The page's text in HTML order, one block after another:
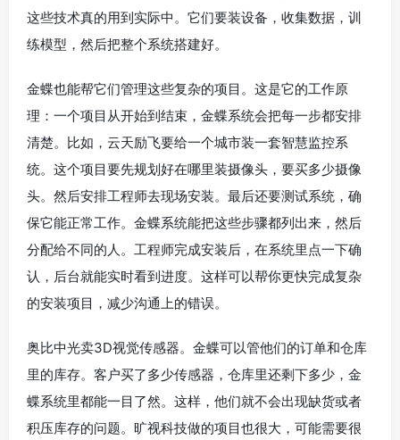
这些技术真的用到实际中。它们要装设备，收集数据，训
练模型，然后把整个系统搭建好。
金蝶也能帮它们管理这些复杂的项目。这是它的工作原
理：一个项目从开始到结束，金蝶系统会把每一步都安排
清楚。比如，云天励飞要给一个城市装一套智慧监控系
统。这个项目要先规划好在哪里装摄像头，要买多少摄像
头。然后安排工程师去现场安装。最后还要测试系统，确
保它能正常工作。金蝶系统能把这些步骤都列出来，然后
分配给不同的人。工程师完成安装后，在系统里点一下确
认，后台就能实时看到进度。这样可以帮你更快完成复杂
的安装项目，减少沟通上的错误。
奥比中光卖3D视觉传感器。金蝶可以管他们的订单和仓库
里的库存。客户买了多少传感器，仓库里还剩下多少，金
蝶系统里都能一目了然。这样，他们就不会出现缺货或者
积压库存的问题。旷视科技做的项目也很大，可能需要很